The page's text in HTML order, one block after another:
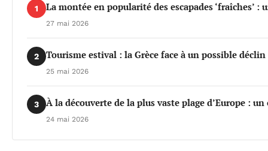
1 La montée en popularité des escapades ‘fraîches’
27 mai 2026
2 Tourisme estival : la Grèce face à un possible déclin
25 mai 2026
3 À la découverte de la plus vaste plage d’Europe :
24 mai 2026